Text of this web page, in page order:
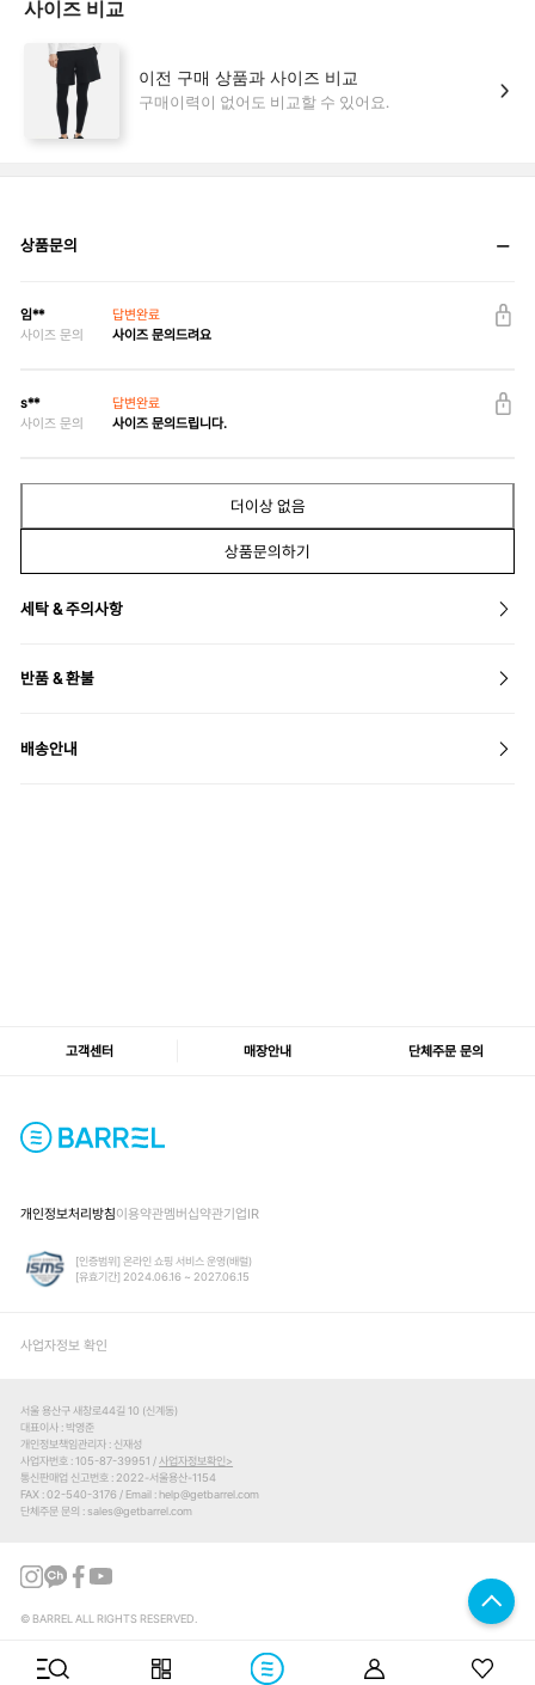
상품문의
임**
답변완료
사이즈 문의
사이즈 문의드려요
s**
답변완료
사이즈 문의
사이즈 문의드립니다.
더이상 없음
상품문의하기
세탁 & 주의사항
반품 & 환불
배송안내
고객센터 매장안내 단체주문 문의
개인정보처리방침이용약관멤버십약관기업IR
[인증범위] 온라인 쇼핑 서비스 운영(배럴)
[유효기간] 2024.06.16 ~ 2027.06.15
사업자정보 확인
서울 용산구 새창로44길 10 (신계동)
대표이사
박영준
개인정보책임관리자
신재성
사업자번호
105-87-39951 /사업자정보확인
통신판매업 신고번호
2022-서울용산-1154
FAX 02-540-3176 Email help@getbarrel.com
단체주문 문의
sales@getbarrel.com
© BARREL ALL RIGHTS RESERVED.